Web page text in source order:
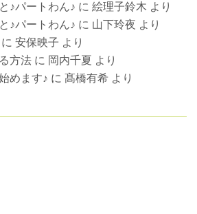
♪パートわん♪ に 絵理子鈴木 より
♪パートわん♪ に 山下玲夜 より
に 安保映子 より
方法 に 岡内千夏 より
めます♪ に 髙橋有希 より